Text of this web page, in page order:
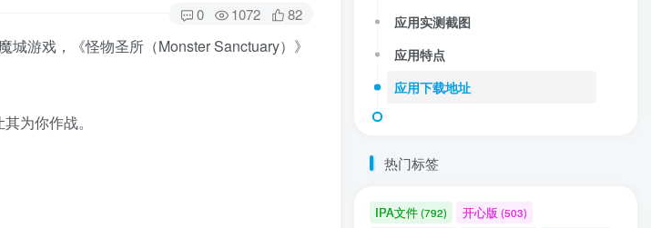
0 1072 82
游戏，《怪物圣所（Monster Sanctuary）》
为你作战。
应用实测截图
应用特点
应用下载地址
热门标签
IPA文件(792) 开心版 (503)